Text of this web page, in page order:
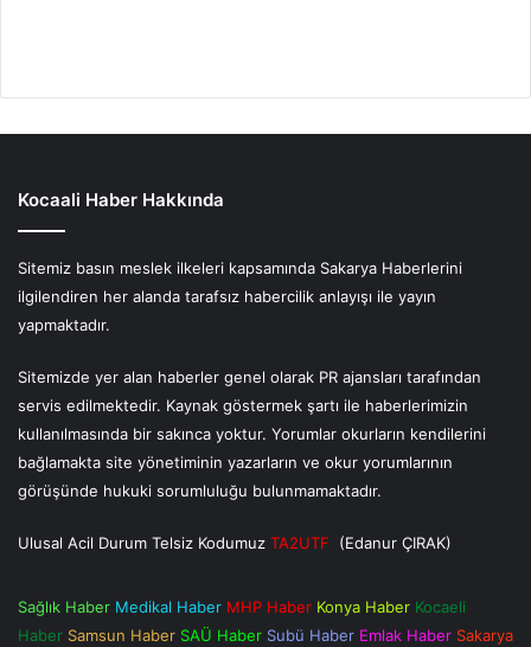
Kocaali Haber Hakkında
Sitemiz basın meslek ilkeleri kapsamında Sakarya Haberlerini
ilgilendiren her alanda tarafsız habercilik anlayışı ile yayın
yapmaktadır.
Sitemizde yer alan haberler genel olarak PR ajansları tarafından
servis edilmektedir. Kaynak göstermek şartı ile haberlerimizin
kullanılmasında bir sakınca yoktur. Yorumlar okurların kendilerini
bağlamakta site yönetiminin yazarların ve okur yorumlarının
görüşünde hukuki sorumluluğu bulunmamaktadır.
Ulusal Acil Durum Telsiz Kodumuz TA2UTF (Edanur ÇIRAK)
Sağlık Haber Medikal Haber MHP Haber Konya Haber Kocaeli
Haber Samsun Haber SAÜ Haber Subü Haber Emlak Haber Sakarya